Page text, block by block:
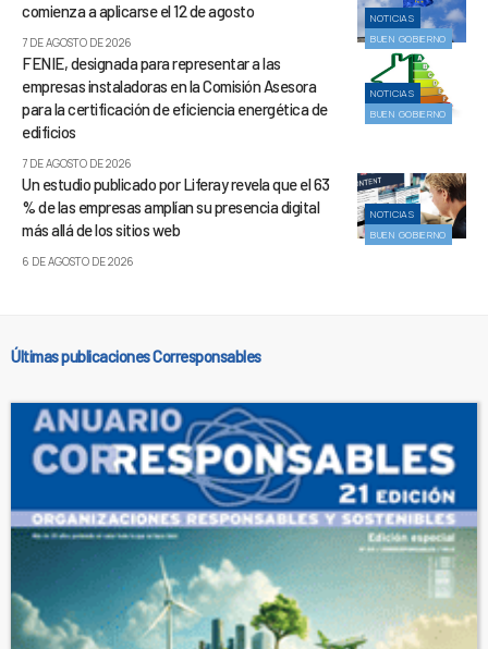
NOTICIAS
BUEN GOBIERNO
comienza a aplicarse el 12 de agosto
7 DE AGOSTO DE 2026
NOTICIAS
BUEN GOBIERNO
FENIE, designada para representar a las
empresas instaladoras en la Comisión Asesora
para la certificación de eficiencia energética de
edificios
7 DE AGOSTO DE 2026
NOTICIAS
BUEN GOBIERNO
Un estudio publicado por Liferay revela que el 63
% de las empresas amplían su presencia digital
más allá de los sitios web
6 DE AGOSTO DE 2026
Últimas publicaciones Corresponsables